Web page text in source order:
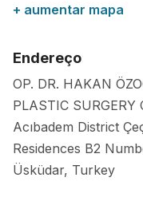
+ aumentar mapa
Endereço
OP. DR. HAKAN
PLASTIC SURGERY
Acıbadem District
Residences B2
Üsküdar, Turkey